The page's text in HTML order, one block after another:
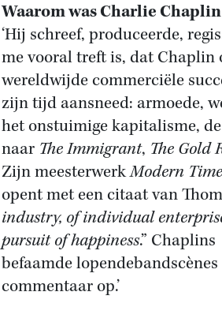
Waarom was Charlie
‘Hij schreef, produceerde,
me vooral treft is, dat Chaplin
wereldwijde commerciële
zijn tijd aansneed: armoede,
het onstuimige kapitalisme,
naar The Immigrant, The Gold
Zijn meesterwerkModern
opent met een citaat van
industry, of individual
pursuit of happiness.” Chaplins
befaamde
commentaar op.’